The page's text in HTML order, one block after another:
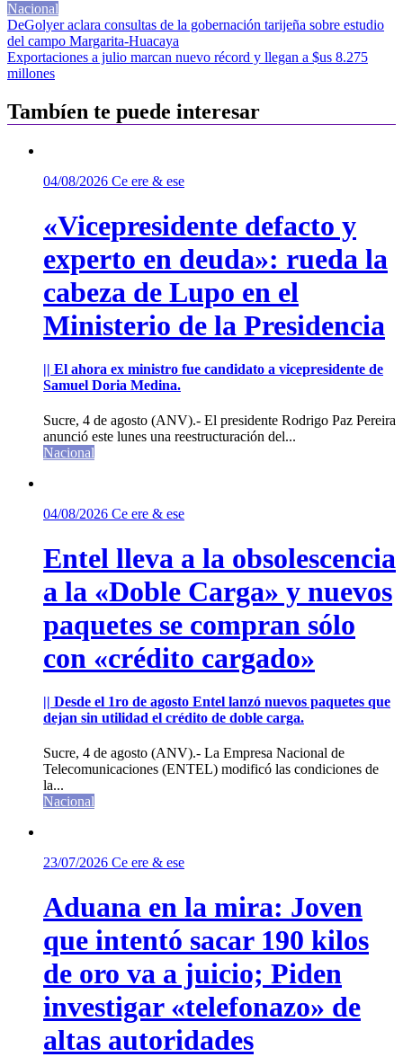
Nacional
Navegación
de
entradas
DeGolyer aclara consultas de la gobernación tarijeña sobre estudio
del campo Margarita-Huacaya
Exportaciones a julio marcan nuevo récord y llegan a $us 8.275
millones
Tambíen te puede interesar
04/08/2026 Ce ere & ese
«Vicepresidente defacto y
experto en deuda»: rueda la
cabeza de Lupo en el
Ministerio de la Presidencia
|| El ahora ex ministro fue candidato a vicepresidente de
Samuel Doria Medina.
Sucre, 4 de agosto (ANV).- El presidente Rodrigo Paz Pereira
anunció este lunes una reestructuración del...
Nacional
04/08/2026 Ce ere & ese
Entel lleva a la obsolescencia
a la «Doble Carga» y nuevos
paquetes se compran sólo
con «crédito cargado»
|| Desde el 1ro de agosto Entel lanzó nuevos paquetes que
dejan sin utilidad el crédito de doble carga.
Sucre, 4 de agosto (ANV).- La Empresa Nacional de
Telecomunicaciones (ENTEL) modificó las condiciones de
la...
Nacional
23/07/2026 Ce ere & ese
Aduana en la mira: Joven
que intentó sacar 190 kilos
de oro va a juicio; Piden
investigar «telefonazo» de
altas autoridades